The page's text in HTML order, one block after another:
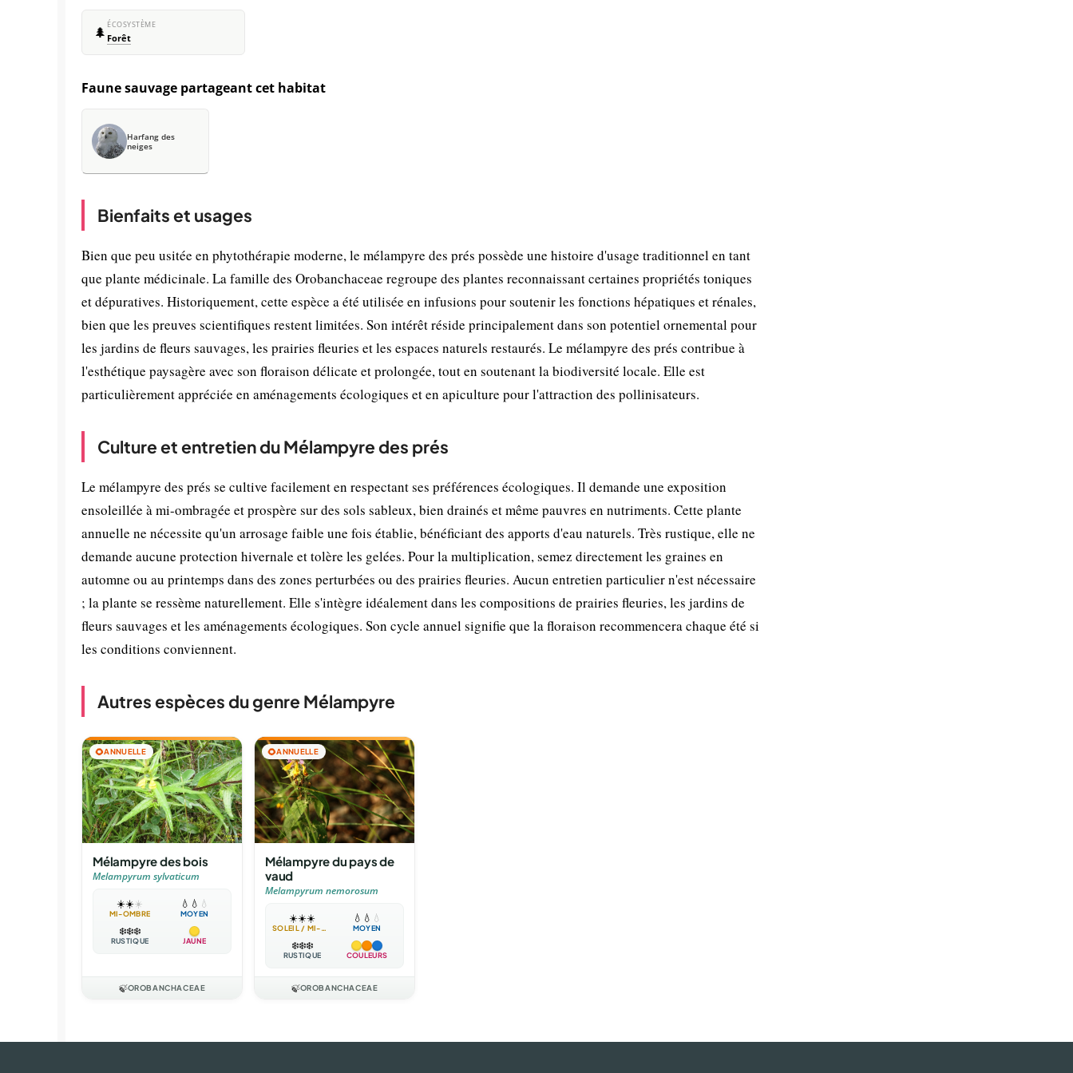
🌲 ÉCOSYSTÈME
Forêt
Faune sauvage partageant cet habitat
Harfang des
neiges
Bienfaits et usages
Bien que peu usitée en phytothérapie moderne, le mélampyre des prés possède une histoire d'usage traditionnel en tant
que plante médicinale. La famille des Orobanchaceae regroupe des plantes reconnaissant certaines propriétés toniques
et dépuratives. Historiquement, cette espèce a été utilisée en infusions pour soutenir les fonctions hépatiques et rénales,
bien que les preuves scientifiques restent limitées. Son intérêt réside principalement dans son potentiel ornemental pour
les jardins de fleurs sauvages, les prairies fleuries et les espaces naturels restaurés. Le mélampyre des prés contribue à
l'esthétique paysagère avec son floraison délicate et prolongée, tout en soutenant la biodiversité locale. Elle est
particulièrement appréciée en aménagements écologiques et en apiculture pour l'attraction des pollinisateurs.
Culture et entretien du Mélampyre des prés
Le mélampyre des prés se cultive facilement en respectant ses préférences écologiques. Il demande une exposition
ensoleillée à mi-ombragée et prospère sur des sols sableux, bien drainés et même pauvres en nutriments. Cette plante
annuelle ne nécessite qu'un arrosage faible une fois établie, bénéficiant des apports d'eau naturels. Très rustique, elle ne
demande aucune protection hivernale et tolère les gelées. Pour la multiplication, semez directement les graines en
automne ou au printemps dans des zones perturbées ou des prairies fleuries. Aucun entretien particulier n'est nécessaire
; la plante se ressème naturellement. Elle s'intègre idéalement dans les compositions de prairies fleuries, les jardins de
fleurs sauvages et les aménagements écologiques. Son cycle annuel signifie que la floraison recommencera chaque été si
les conditions conviennent.
Autres espèces du genre Mélampyre
🌻ANNUELLE
Mélampyre des bois
Melampyrum sylvaticum
☀️☀️☀️
MI-OMBRE
💧 💧 💧
MOYEN
❄️❄️❄️
RUSTIQUE JAUNE
🍃OROBANCHACEAE
🌻ANNUELLE
Mélampyre du pays de
vaud
Melampyrum nemorosum
☀️☀️☀️
SOLEIL / MI-OMBRE
💧 💧 💧
MOYEN
❄️❄️❄️
RUSTIQUE COULEURS
🍃OROBANCHACEAE